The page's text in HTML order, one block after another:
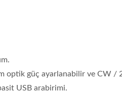
optik güç ayarlanabilir ve CW
USB arabirimi.